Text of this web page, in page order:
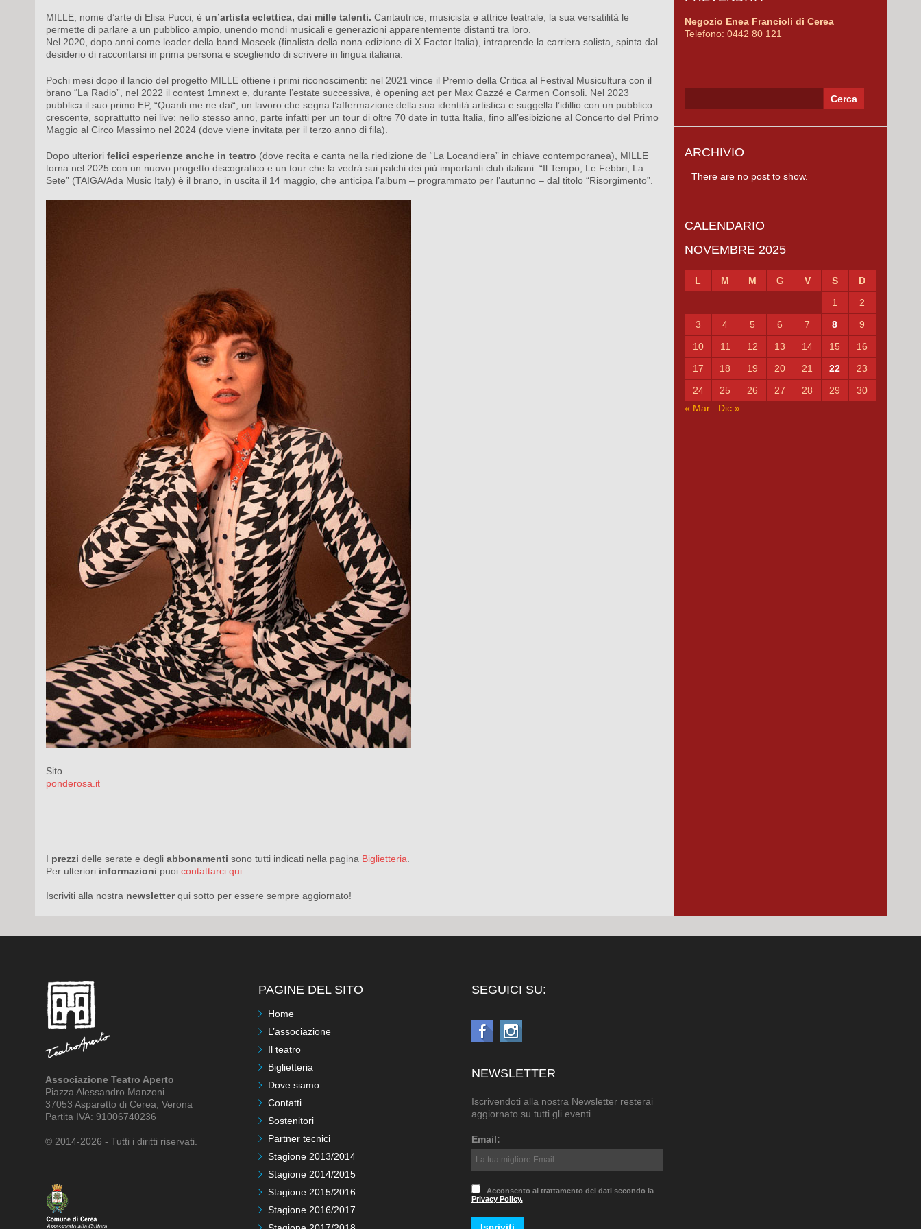
MILLE, nome d’arte di Elisa Pucci, è un’artista eclettica, dai mille talenti. Cantautrice, musicista e attrice teatrale, la sua versatilità le
permette di parlare a un pubblico ampio, unendo mondi musicali e generazioni apparentemente distanti tra loro.
Nel 2020, dopo anni come leader della band Moseek (finalista della nona edizione di X Factor Italia), intraprende la carriera solista, spinta dal
desiderio di raccontarsi in prima persona e scegliendo di scrivere in lingua italiana.
Pochi mesi dopo il lancio del progetto MILLE ottiene i primi riconoscimenti: nel 2021 vince il Premio della Critica al Festival Musicultura con il
brano “La Radio”, nel 2022 il contest 1mnext e, durante l’estate successiva, è opening act per Max Gazzé e Carmen Consoli. Nel 2023
pubblica il suo primo EP, “Quanti me ne dai“, un lavoro che segna l’affermazione della sua identità artistica e suggella l’idillio con un pubblico
crescente, soprattutto nei live: nello stesso anno, parte infatti per un tour di oltre 70 date in tutta Italia, fino all’esibizione al Concerto del Primo
Maggio al Circo Massimo nel 2024 (dove viene invitata per il terzo anno di fila).
Dopo ulteriori felici esperienze anche in teatro (dove recita e canta nella riedizione de “La Locandiera” in chiave contemporanea), MILLE
torna nel 2025 con un nuovo progetto discografico e un tour che la vedrà sui palchi dei più importanti club italiani. “Il Tempo, Le Febbri, La
Sete” (TAIGA/Ada Music Italy) è il brano, in uscita il 14 maggio, che anticipa l’album – programmato per l’autunno – dal titolo “Risorgimento”.
Sito
ponderosa.it
I prezzi delle serate e degli abbonamenti sono tutti indicati nella pagina Biglietteria
Per ulteriori informazioni puoi contattarci qui.
Iscriviti alla nostra newsletterqui sotto per essere sempre aggiornato!
Negozio Enea Francioli di Cerea
Telefono: 0442 80 121
ARCHIVIO
There are no post to show.
CALENDARIO
NOVEMBRE 2025
L M M G V S
D
1
2
3
4 5 6 7 8
9
10
11 12 13 14 15
16
17
18 19 20 21 22
23
24
25 26 27 28 29
30
« Mar
Dic »
Associazione Teatro Aperto
Piazza Alessandro Manzoni
37053 Asparetto di Cerea, Verona
Partita IVA: 91006740236
© 2014-2026 - Tutti i diritti riservati.
PAGINE DEL SITO
Home
L’associazione
Il teatro
Biglietteria
Dove siamo
Contatti
Sostenitori
Partner tecnici
Stagione 2013/2014
Stagione 2014/2015
Stagione 2015/2016
Stagione 2016/2017
SEGUICI SU:
NEWSLETTER
Iscrivendoti alla nostra Newsletter resterai
aggiornato su tutti gli eventi.
Email:
Acconsento al trattamento dei dati secondo la
Privacy Policy.